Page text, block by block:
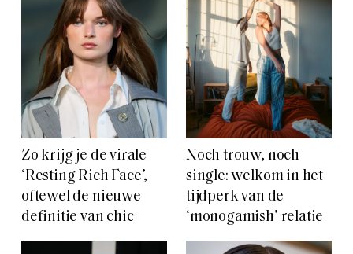
Zo krijg je de virale
‘Resting Rich Face’,
oftewel de nieuwe
definitie van chic
Noch trouw, noch
single: welkom in het
tijdperk van de
‘monogamish’ relatie